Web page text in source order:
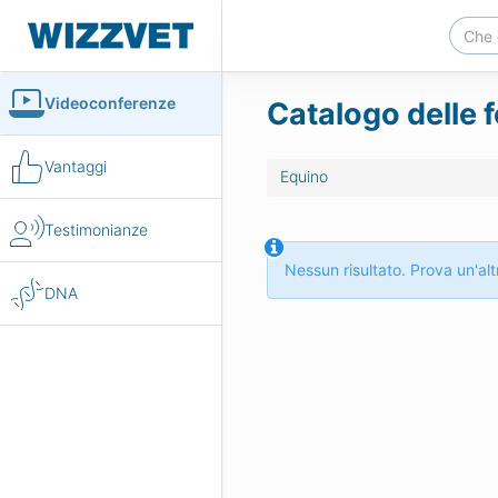
Videoconferenze
Vantaggi
Testimonianze
DNA
Catalogo delle
Equino
Nessun risultato. Prova